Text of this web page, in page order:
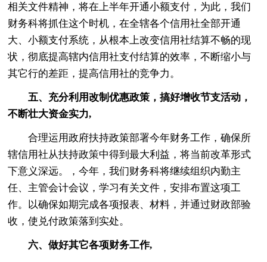
相关文件精神，将在上半年开通小额支付，为此，我们
财务科将抓住这个时机，在全辖各个信用社全部开通
大、小额支付系统，从根本上改变信用社结算不畅的现
状，彻底提高辖内信用社支付结算的效率，不断缩小与
其它行的差距，提高信用社的竞争力。
五、充分利用改制优惠政策，搞好增收节支活动，
不断壮大资金实力,
合理运用政府扶持政策部署今年财务工作，确保所
辖信用社从扶持政策中得到最大利益，将当前改革形式
下意义深远。，今年，我们财务科将继续组织内勤主
任、主管会计会议，学习有关文件，安排布置这项工
作。以确保如期完成各项报表、材料，并通过财政部验
收，使兑付政策落到实处。
六、做好其它各项财务工作,